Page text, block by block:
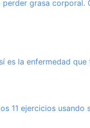
grasa corporal.
es la enfermedad que
11 ejercicios usando